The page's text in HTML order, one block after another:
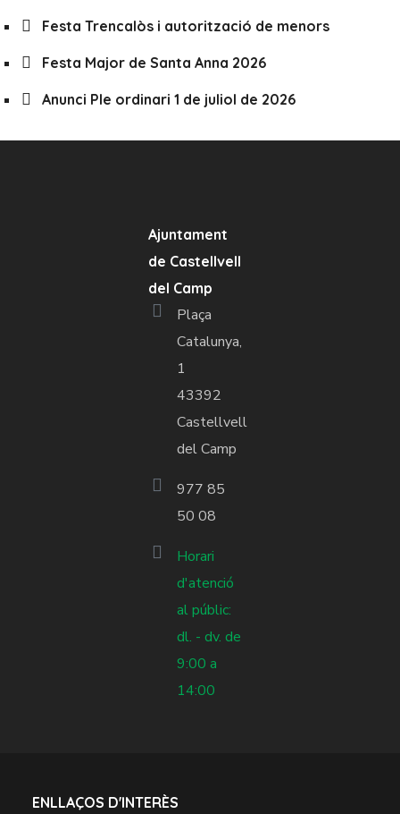
Festa Trencalòs i autorització de menors
Festa Major de Santa Anna 2026
Anunci Ple ordinari 1 de juliol de 2026
Ajuntament
de Castellvell
del Camp
Plaça
Catalunya,
1
43392
Castellvell
del Camp
977 85
50 08
Horari
d'atenció
al públic:
dl. - dv. de
9:00 a
14:00
ENLLAÇOS D'INTERÈS